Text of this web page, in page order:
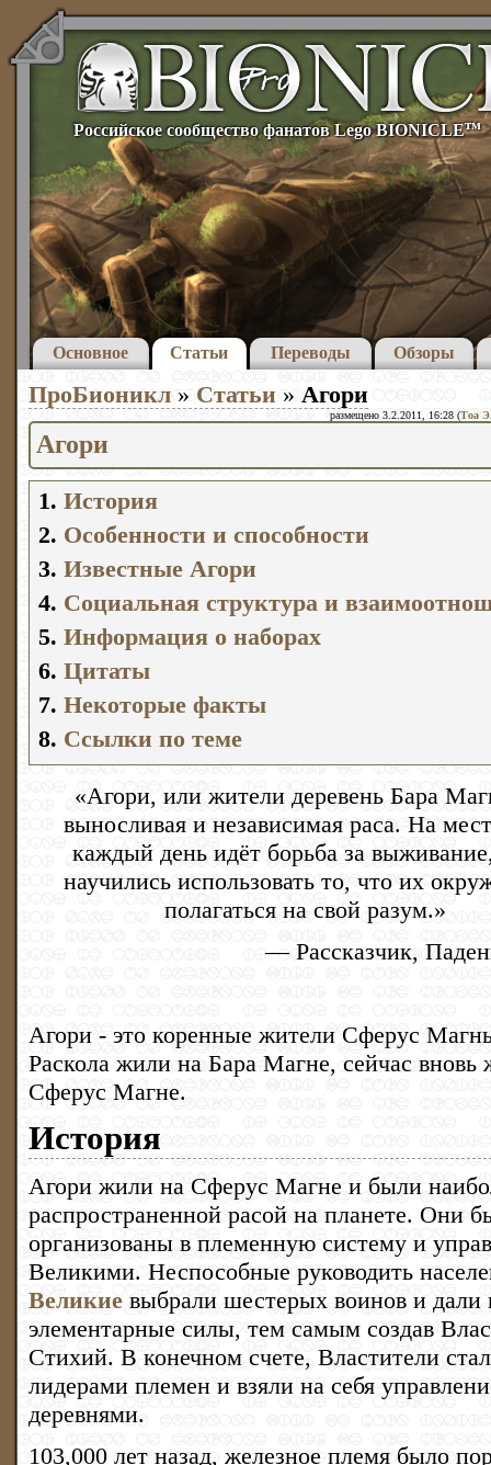
Российское сообщество фанатов Lego BIONICLEтм
Основное Статьи Переводы Обзоры
ПроБионикл » Статьи » Агори
размещено 3.2.2011, 16:28 (Тоа
Агори
1. История
2. Особенности и способности
3. Известные Агори
4. Социальная структура и
5. Информация о наборах
6. Цитаты
7. Некоторые факты
8. Ссылки по теме
«Агори, или жители деревень Бара
выносливая и независимая раса. На
каждый день идёт борьба за
научились использовать то, что их
полагаться на свой разум.»
— Рассказчик,
Агори - это коренные жители Сферус
Раскола жили на Бара Магне, сейчас вновь
Сферус Магне.
История
Агори жили на Сферус Магне и были
распространенной расой на планете. Они
организованы в племенную систему и
Великими. Неспособные руководить
Великие выбрали шестерых воинов и дали
элементарные силы, тем самым создав
Стихий. В конечном счете, Властители
лидерами племен и взяли на себя
деревнями.
103,000 лет назад, железное племя было